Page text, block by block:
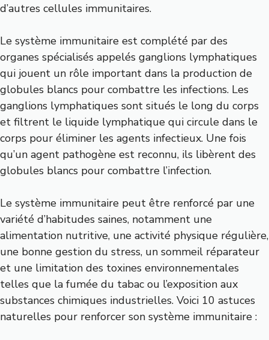
d’autres cellules immunitaires.
Le système immunitaire est complété par des
organes spécialisés appelés ganglions lymphatiques
qui jouent un rôle important dans la production de
globules blancs pour combattre les infections. Les
ganglions lymphatiques sont situés le long du corps
et filtrent le liquide lymphatique qui circule dans le
corps pour éliminer les agents infectieux. Une fois
qu’un agent pathogène est reconnu, ils libèrent des
globules blancs pour combattre l’infection.
Le système immunitaire peut être renforcé par une
variété d’habitudes saines, notamment une
alimentation nutritive, une activité physique régulière,
une bonne gestion du stress, un sommeil réparateur
et une limitation des toxines environnementales
telles que la fumée du tabac ou l’exposition aux
substances chimiques industrielles. Voici 10 astuces
naturelles pour renforcer son système immunitaire :